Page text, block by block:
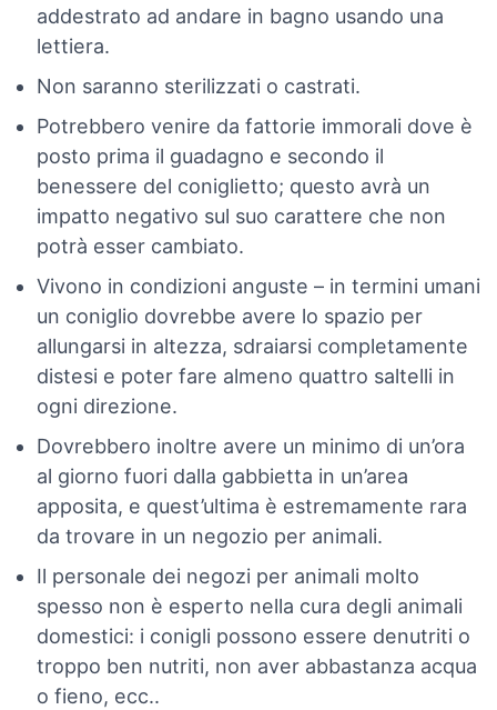
addestrato ad andare in bagno usando una
lettiera.
Non saranno sterilizzati o castrati.
Potrebbero venire da fattorie immorali dove è
posto prima il guadagno e secondo il
benessere del coniglietto; questo avrà un
impatto negativo sul suo carattere che non
potrà esser cambiato.
Vivono in condizioni anguste – in termini umani
un coniglio dovrebbe avere lo spazio per
allungarsi in altezza, sdraiarsi completamente
distesi e poter fare almeno quattro saltelli in
ogni direzione.
Dovrebbero inoltre avere un minimo di un’ora
al giorno fuori dalla gabbietta in un’area
apposita, e quest’ultima è estremamente rara
da trovare in un negozio per animali.
Il personale dei negozi per animali molto
spesso non è esperto nella cura degli animali
domestici: i conigli possono essere denutriti o
troppo ben nutriti, non aver abbastanza acqua
o fieno, ecc..